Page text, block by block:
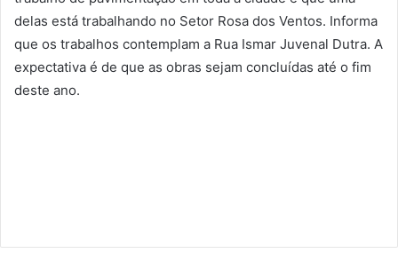
delas está trabalhando no Setor Rosa dos Ventos. Informa
que os trabalhos contemplam a Rua Ismar Juvenal Dutra. A
expectativa é de que as obras sejam concluídas até o fim
deste ano.